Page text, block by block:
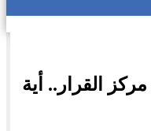
مركز القرار.. أية